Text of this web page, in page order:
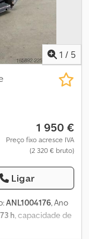
1 / 5
1 950 €
Preço fixo acresce IVA
(2 320 € bruto)
Ligar
ANL1004176, Ano
h , capacidade de